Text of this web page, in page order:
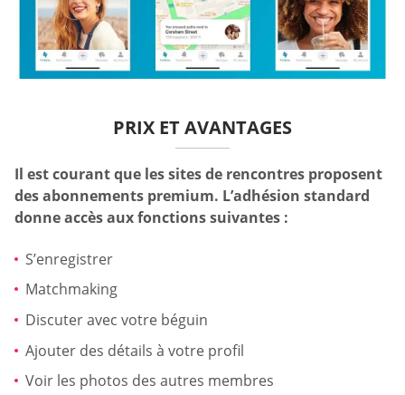
PRIX ET AVANTAGES
Il est courant que les sites de rencontres proposent
des abonnements premium. L’adhésion standard
donne accès aux fonctions suivantes :
S’enregistrer
Matchmaking
Discuter avec votre béguin
Ajouter des détails à votre profil
Voir les photos des autres membres